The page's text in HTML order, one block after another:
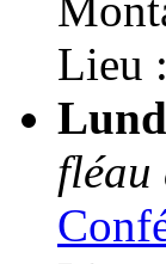
Lieu
fléau